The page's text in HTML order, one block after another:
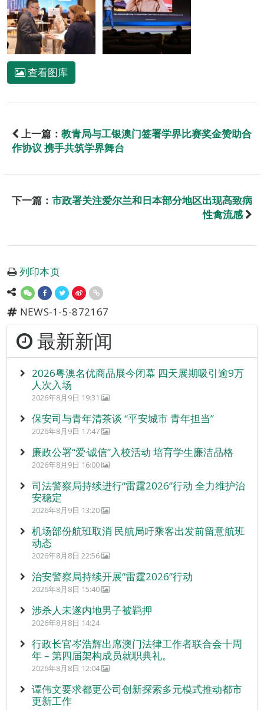
查看图库
上一篇： 教青局与工银澳门签署学界比赛奖金赞助合
作协议 携手共筑学界舞台
下一篇： 市政署关注爱尔兰和日本部分地区出现高致病
性禽流感
列印本页
NEWS-1-5-872167
最新新闻
2026粤澳名优商品展今闭幕 四天展期吸引逾9万
人次入场
2026年8月9日 19:31
保安司与青年清茶谈 “平安城市 青年担当”
2026年8月9日 17:47
廉政公署“爱‧诚信”入校活动 培育学生廉洁品格
2026年8月9日 16:00
司法警察局持续进行“雷霆2026”行动 全力维护治
安稳定
2026年8月9日 13:20
机场部份航班取消 民航局吁乘客出发前留意航班
动态
2026年8月8日 22:56
治安警察局持续开展“雷霆2026”行动
2026年8月8日 15:40
涉杀人未遂内地男子被羁押
2026年8月8日 14:24
行政长官岑浩辉出席澳门法律工作者联合会十周
年 – 第四届架构成员就职典礼。
2026年8月8日 12:04
谭伟文要求都更公司创新探索多元模式推动都市
更新工作